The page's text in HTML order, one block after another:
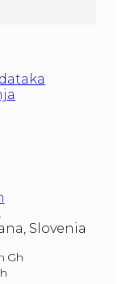
you can
Slovenia
Gh